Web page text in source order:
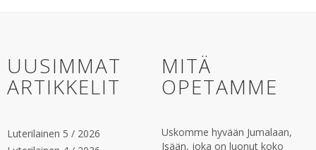
UUSIMMAT
ARTIKKELIT
Luterilainen 5 / 2026
MITÄ
OPETAMME
Uskomme hyvään Jumalaan,
Isään, joka on luonut koko